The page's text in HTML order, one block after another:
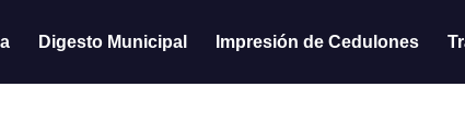
Digesto Municipal Impresión de Cedulones